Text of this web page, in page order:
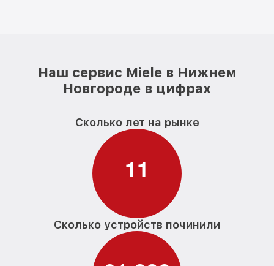
Наш сервис Miele в Нижнем
Новгороде в цифрах
Сколько лет на рынке
11
Сколько устройств починили